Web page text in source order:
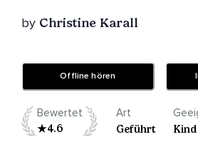
by Christine Karall
Offline hören
Bewertet
4.6
Art
Geführt